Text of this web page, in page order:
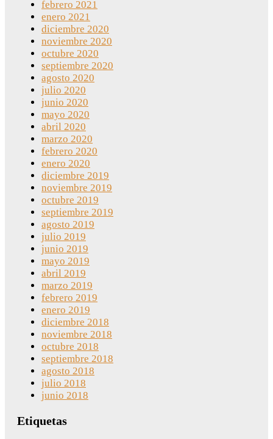
febrero 2021
enero 2021
diciembre 2020
noviembre 2020
octubre 2020
septiembre 2020
agosto 2020
julio 2020
junio 2020
mayo 2020
abril 2020
marzo 2020
febrero 2020
enero 2020
diciembre 2019
noviembre 2019
octubre 2019
septiembre 2019
agosto 2019
julio 2019
junio 2019
mayo 2019
abril 2019
marzo 2019
febrero 2019
enero 2019
diciembre 2018
noviembre 2018
octubre 2018
septiembre 2018
agosto 2018
julio 2018
junio 2018
Etiquetas